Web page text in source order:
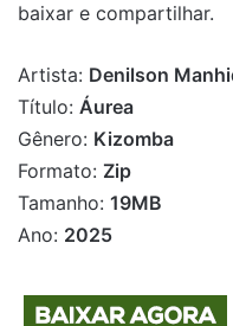
baixar e compartilhar.
Artista: Denilson
Título: Áurea
Gênero: Kizomba
Formato: Zip
Tamanho: 19MB
Ano: 2025